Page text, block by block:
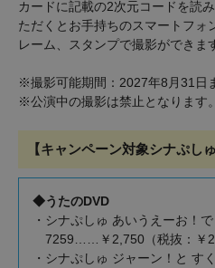
カードに記載の2次元コードを読
ただくとお手持ちのスマートフォ
レーム、スタンプで撮影ができま
※撮影可能期間：2027年8月31日
※公演中の撮影は禁止となります。
【キャンペーン対象シナぷし
◆うたのDVD
・シナぷしゅ あいうえーお！
7259……￥2,750（税抜：￥
・シナぷしゅ ジャーン！と す